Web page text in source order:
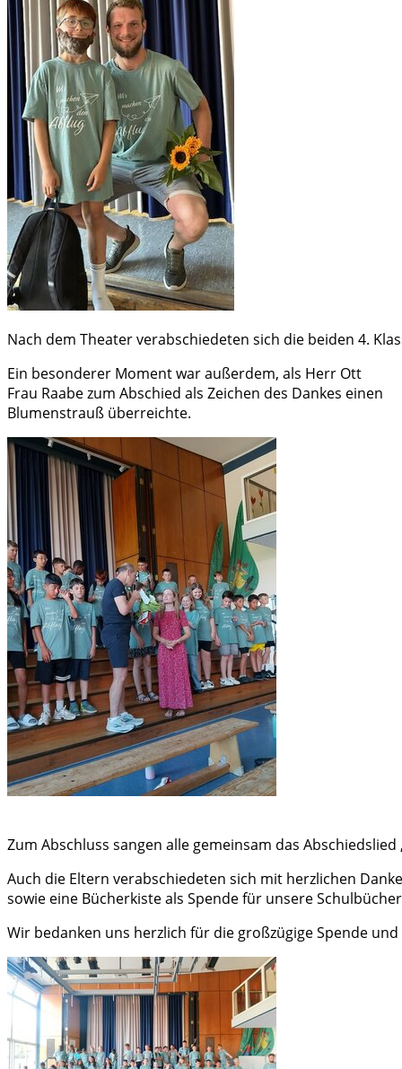
Nach dem Theater verabschiedeten sich die beiden 4.
Ein besonderer Moment war außerdem, als Herr Ott
Frau Raabe zum Abschied als Zeichen des Dankes einen
Blumenstrauß überreichte.
Zum Abschluss sangen alle gemeinsam das Abschiedslied
Auch die Eltern verabschiedeten sich mit herzlichen
sowie eine Bücherkiste als Spende für unsere
Wir bedanken uns herzlich für die großzügige Spende